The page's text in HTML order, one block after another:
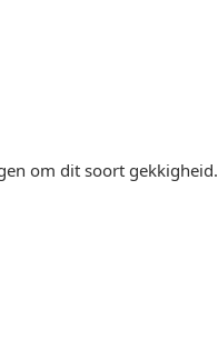
om dit soort gekkigheid.